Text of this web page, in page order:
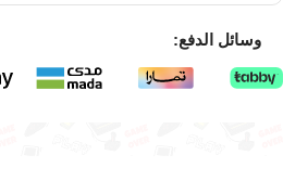
وسائل الدفع: